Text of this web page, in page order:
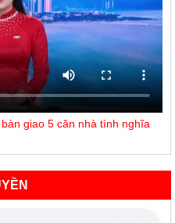
giao 5 căn nhà tình nghĩa